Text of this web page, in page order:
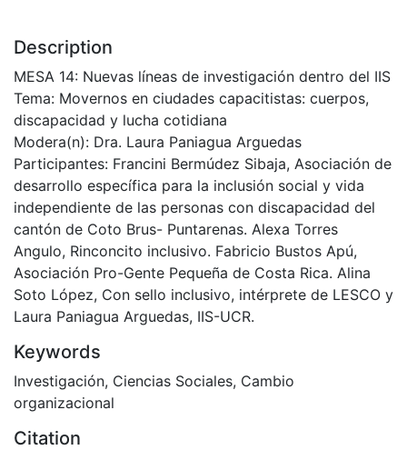
Description
MESA 14: Nuevas líneas de investigación dentro del IIS
Tema: Movernos en ciudades capacitistas: cuerpos,
discapacidad y lucha cotidiana
Modera(n): Dra. Laura Paniagua Arguedas
Participantes: Francini Bermúdez Sibaja, Asociación de
desarrollo específica para la inclusión social y vida
independiente de las personas con discapacidad del
cantón de Coto Brus- Puntarenas. Alexa Torres
Angulo, Rinconcito inclusivo. Fabricio Bustos Apú,
Asociación Pro-Gente Pequeña de Costa Rica. Alina
Soto López, Con sello inclusivo, intérprete de LESCO y
Laura Paniagua Arguedas, IIS-UCR.
Keywords
Investigación, Ciencias Sociales, Cambio
organizacional
Citation